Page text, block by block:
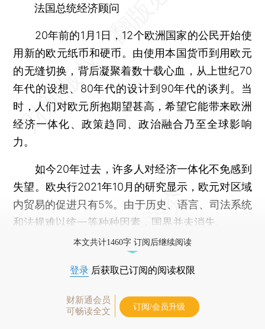
法国总统经济顾问
20年前的1月1日，12个欧洲国家的公民开始使
用新的欧元纸币和硬币。由使用本国货币到用欧元
的无缝切换，背后凝聚着数十载心血，从上世纪70
年代的设想、80年代的设计到90年代的谈判。当
时，人们对欧元所抱期望甚高，希望它能带来欧洲
经济一体化、政策趋同、政治融合乃至全球影响
力。
如今20年过去，许多人对经济一体化不免感到
失望。欧央行2021年10月的研究显示，欧元对区域
内贸易的促进只有5%。由于历史、语言、司法系统
和法规难以统一等种种因素，国界并未消失。
本文共计1460字 订阅后继续阅读
登录 后获取已订阅的阅读权限
财新通会员
可畅读全文
订阅/会员升级